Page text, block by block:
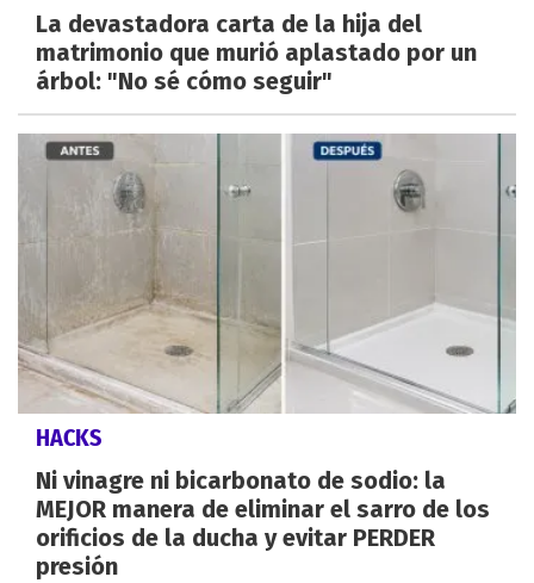
La devastadora carta de la hija del
matrimonio que murió aplastado por un
árbol: "No sé cómo seguir"
HACKS
Ni vinagre ni bicarbonato de sodio: la
MEJOR manera de eliminar el sarro de los
orificios de la ducha y evitar PERDER
presión